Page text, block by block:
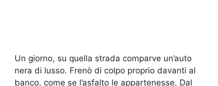
Un giorno, su quella strada comparve un’auto
nera di lusso. Frenò di colpo proprio davanti al
banco, come se l’asfalto le appartenesse. Dal